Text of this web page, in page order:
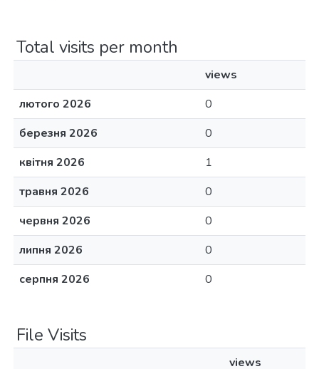
Total visits per month
views
лютого 2026
0
березня 2026
0
квітня 2026
1
травня 2026
0
червня 2026
0
липня 2026
0
серпня 2026
0
File Visits
views